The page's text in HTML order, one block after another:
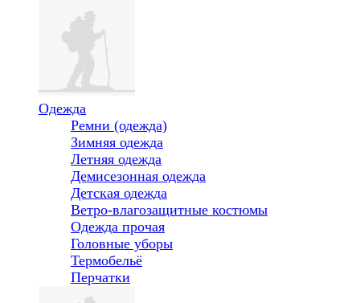
Одежда
Ремни (одежда)
Зимняя одежда
Летняя одежда
Демисезонная одежда
Детская одежда
Ветро-влагозащитные костюмы
Одежда прочая
Головные уборы
Термобельё
Перчатки